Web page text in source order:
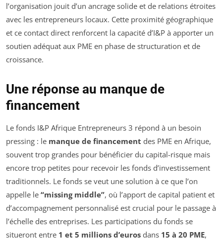
l’organisation jouit d’un ancrage solide et de relations étroites
avec les entrepreneurs locaux. Cette proximité géographique
et ce contact direct renforcent la capacité d’I&P à apporter un
soutien adéquat aux PME en phase de structuration et de
croissance.
Une réponse au manque de
financement
Le fonds I&P Afrique Entrepreneurs 3 répond à un besoin
pressing : le manque de financement des PME en Afrique,
souvent trop grandes pour bénéficier du capital-risque mais
encore trop petites pour recevoir les fonds d’investissement
traditionnels. Le fonds se veut une solution à ce que l’on
appelle le “missing middle”, où l’apport de capital patient et
d’accompagnement personnalisé est crucial pour le passage à
l’échelle des entreprises. Les participations du fonds se
situeront entre 1 et 5 millions d’euros dans 15 à 20 PME,